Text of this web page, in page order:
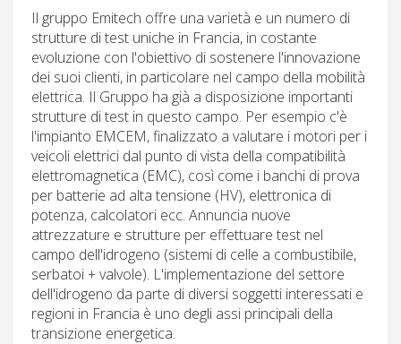
Il gruppo Emitech offre una varietà e un numero di
strutture di test uniche in Francia, in costante
evoluzione con l'obiettivo di sostenere l'innovazione
dei suoi clienti, in particolare nel campo della mobilità
elettrica. Il Gruppo ha già a disposizione importanti
strutture di test in questo campo. Per esempio c'è
l'impianto EMCEM, finalizzato a valutare i motori per i
veicoli elettrici dal punto di vista della compatibilità
elettromagnetica (EMC), così come i banchi di prova
per batterie ad alta tensione (HV), elettronica di
potenza, calcolatori ecc. Annuncia nuove
attrezzature e strutture per effettuare test nel
campo dell'idrogeno (sistemi di celle a combustibile,
serbatoi + valvole). L'implementazione del settore
dell'idrogeno da parte di diversi soggetti interessati e
regioni in Francia è uno degli assi principali della
transizione energetica.